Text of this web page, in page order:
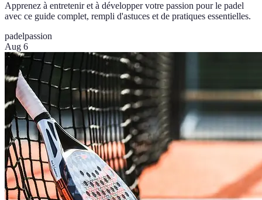
Apprenez à entretenir et à développer votre passion pour le padel
avec ce guide complet, rempli d'astuces et de pratiques essentielles.
padelpassion
Aug 6